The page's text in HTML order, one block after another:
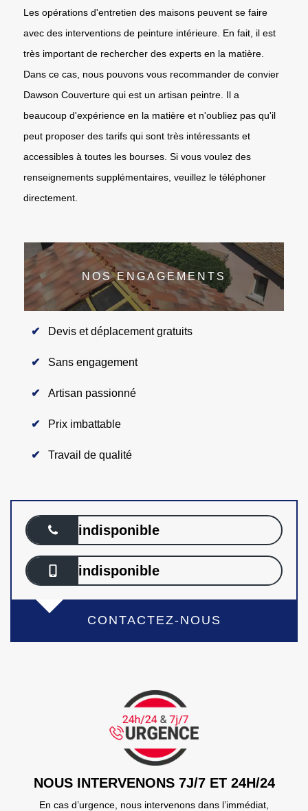
Les opérations d'entretien des maisons peuvent se faire
avec des interventions de peinture intérieure. En fait, il est
très important de rechercher des experts en la matière.
Dans ce cas, nous pouvons vous recommander de convier
Dawson Couverture qui est un artisan peintre. Il a
beaucoup d'expérience en la matière et n'oubliez pas qu'il
peut proposer des tarifs qui sont très intéressants et
accessibles à toutes les bourses. Si vous voulez des
renseignements supplémentaires, veuillez le téléphoner
directement.
NOS ENGAGEMENTS
Devis et déplacement gratuits
Sans engagement
Artisan passionné
Prix imbattable
Travail de qualité
indisponible
indisponible
CONTACTEZ-NOUS
NOUS INTERVENONS 7J/7 ET 24H/24
En cas d’urgence, nous intervenons dans l’immédiat,